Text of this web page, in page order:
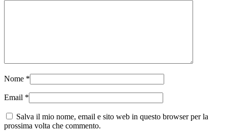
Nome *
Email *
Salva il mio nome, email e sito web in questo browser per la
prossima volta che commento.